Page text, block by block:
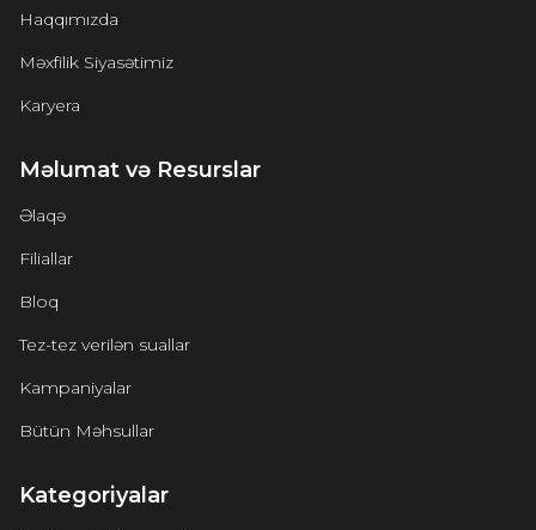
Haqqımızda
Məxfilik Siyasətimiz
Karyera
Məlumat və Resurslar
Əlaqə
Filiallar
Bloq
Tez-tez verilən suallar
Kampaniyalar
Bütün Məhsullar
Kategoriyalar